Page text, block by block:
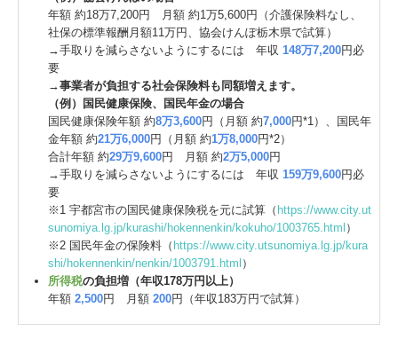
年額 約18万7,200円 月額 約1万5,600円（介護保険料なし、
社保の標準報酬月額11万円、協会けんぽ栃木県で試算）
→手取りを減らさないようにするには 年収 148万7,200円必
要
→事業者が負担する社会保険料も同額増えます。
（例）国民健康保険、国民年金の場合
国民健康保険年額 約8万3,600円（月額 約7,000円*1）、国民年
金年額 約21万6,000円（月額 約1万8,000円*2）
合計年額 約29万9,600円 月額 約2万5,000円
→手取りを減らさないようにするには 年収 159万9,600円必
要
※1 宇都宮市の国民健康保険税を元に試算（ https://www.city.ut
sunomiya.lg.jp/kurashi/hokennenkin/kokuho/1003765.html ）
※2 国民年金の保険料（ https://www.city.utsunomiya.lg.jp/kura
shi/hokennenkin/nenkin/1003791.html ）
所得税の負担増（年収178万円以上）
年額 2,500円 月額 200円（年収183万円で試算）